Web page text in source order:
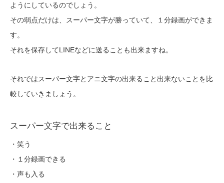
ようにしているのでしょう。
その弱点だけは、スーパー文字が勝っていて、１分録画ができま
す。
それを保存してLINEなどに送ることも出来ますね。
それではスーパー文字とアニ文字の出来ること出来ないことを比
較していきましょう。
スーパー文字で出来ること
・笑う
・１分録画できる
・声も入る